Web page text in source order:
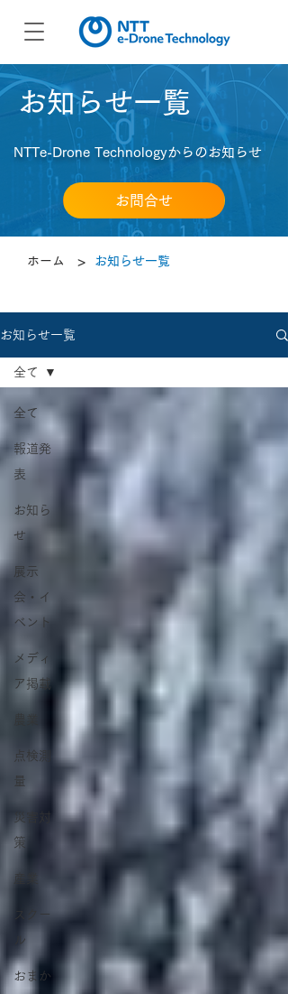
​お知らせ一覧
NTTe-Drone Technologyからのお知らせ
お問合せ
ホーム > お知らせ一覧
お知らせ一覧
全て
報道発
表
お知ら
せ
展示
会・イ
ベント
メディ
ア掲載
点検測
量
災害対
策
産業
スクー
ル
おまか
全て